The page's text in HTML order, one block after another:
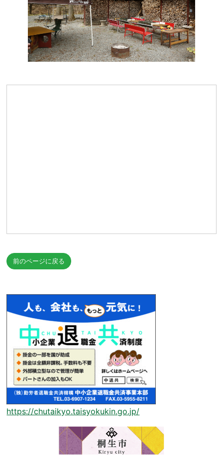
前のページに戻る
https://chutaikyo.taisyokukin.go.jp/